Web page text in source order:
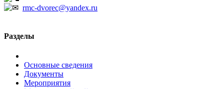
rmc-dvorec@yandex.ru
Разделы
Основные сведения
Документы
Мероприятия